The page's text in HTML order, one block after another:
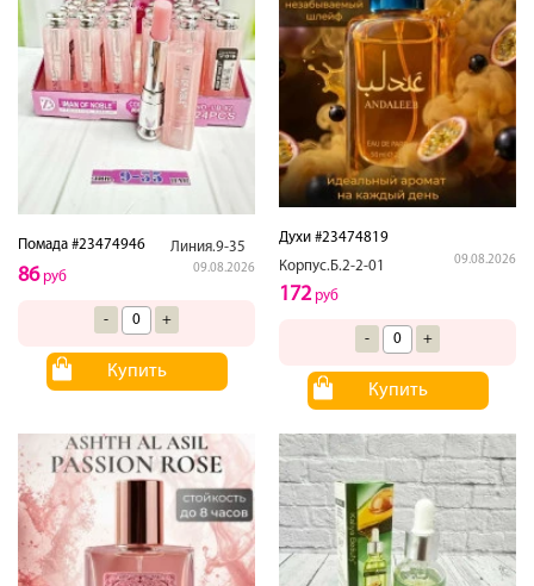
Помада #23474946 Линия.9-35
09.08.2026
86руб
- +
Купить
Духи #23474819
Корпус.Б.2-2-01
09.08.2026
172руб
- +
Купить